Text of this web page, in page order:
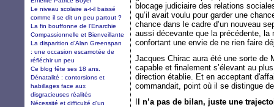
blocage judiciaire des relations
qu’il avait voulu pour garder une
chance dans le cadre d’un nouveau
aussi décevante que la précédente,
confortant une envie de ne rien faire
Jacques Chirac aura été une sorte
capable et finalement s’élevant au
direction établie. Et en acceptant
commandait, point où il se distingue
l n’a pas de bilan, juste une
Le niveau scolaire a-t-il baissé
comme il se dit un peu partout ?
La fin bouffonne de l’Enarchie
Compassionnelle et Bienveillante
La disparition d’Alan Greenspan
: une occasion escamotée de
réfléchir un peu
Ce blog fête ses 18 ans.
Dénatalité : contorsions et
habillages face aux
disgracieuses réalités
Nécessité et difficulté d'un